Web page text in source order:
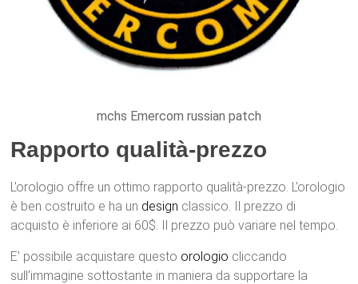
mchs Emercom russian patch
Rapporto qualità-prezzo
L’orologio offre un ottimo rapporto qualità-prezzo. L’orologio
è ben costruito e ha un design classico. Il prezzo di
acquisto è inferiore ai 60$. Il prezzo può variare nel tempo.
E’ possibile acquistare questo orologio cliccando
sull’immagine sottostante in maniera da supportare la